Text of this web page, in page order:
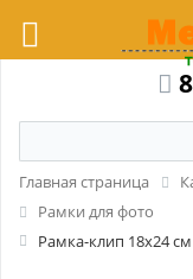
Главная страница
Рамки для фото
Рамка-клип 18x24